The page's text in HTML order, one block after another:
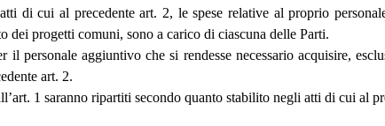
di cui al precedente art. 2, le spese relative al proprio
dei progetti comuni, sono a carico di ciascuna delle Parti.
personale aggiuntivo che si rendesse necessario acquisire,
art. 2.
1 saranno ripartiti secondo quanto stabilito negli atti di cui al